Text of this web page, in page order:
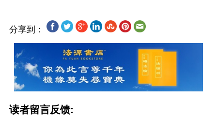
分享到：
读者留言反馈: